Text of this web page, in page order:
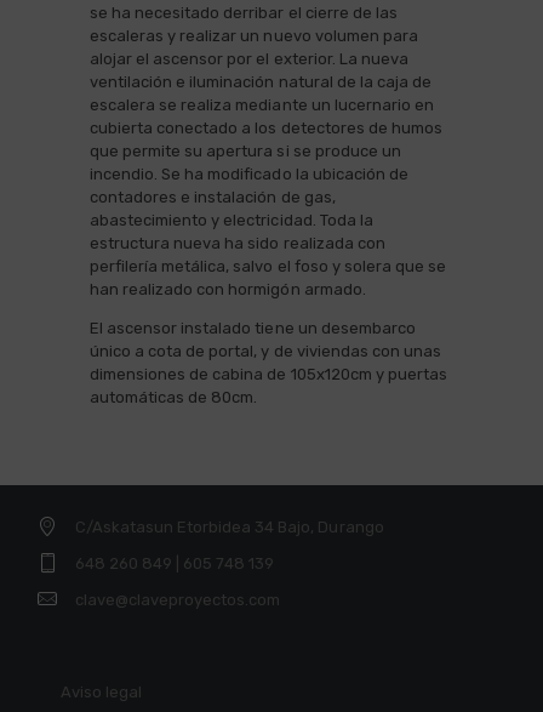
se ha necesitado derribar el cierre de las
escaleras y realizar un nuevo volumen para
alojar el ascensor por el exterior. La nueva
ventilación e iluminación natural de la caja de
escalera se realiza mediante un lucernario en
cubierta conectado a los detectores de humos
que permite su apertura si se produce un
incendio. Se ha modificado la ubicación de
contadores e instalación de gas,
abastecimiento y electricidad. Toda la
estructura nueva ha sido realizada con
perfilería metálica, salvo el foso y solera que se
han realizado con hormigón armado.
El ascensor instalado tiene un desembarco
único a cota de portal, y de viviendas con unas
dimensiones de cabina de 105x120cm y puertas
automáticas de 80cm.
C/Askatasun Etorbidea 34 Bajo, Durango
648 260 849 | 605 748 139
clave@claveproyectos.com
Aviso legal